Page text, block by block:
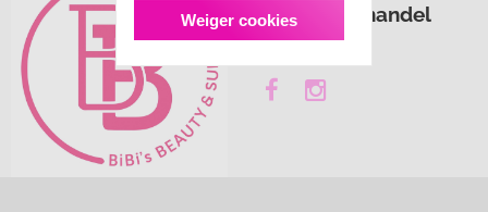
Nagelgroothandel
TPO/HEMA vrij
Weiger cookies